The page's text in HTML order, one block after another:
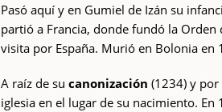
Pasó aquí y en Gumiel de Izán su
partió a Francia, donde fundó la Orden
visita por España. Murió en Bolonia en
A raíz de su canonización (1234) y
iglesia en el lugar de su nacimiento. En